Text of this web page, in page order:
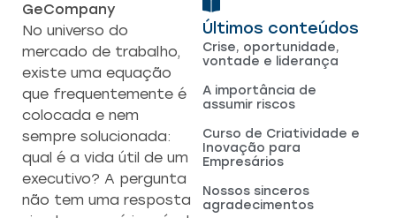
GeCompany
No universo do
mercado de trabalho,
existe uma equação
que frequentemente é
colocada e nem
sempre solucionada:
qual é a vida útil de um
executivo? A pergunta
não tem uma resposta
Últimos conteúdos
Crise, oportunidade,
vontade e liderança
A importância de
assumir riscos
Curso de Criatividade e
Inovação para
Empresários
Nossos sinceros
agradecimentos